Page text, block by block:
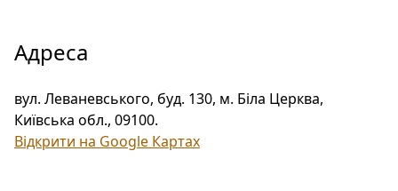
Адреса
вул. Леваневського, буд. 130, м. Біла Церква,
Київська обл., 09100.
Відкрити на Google Картах